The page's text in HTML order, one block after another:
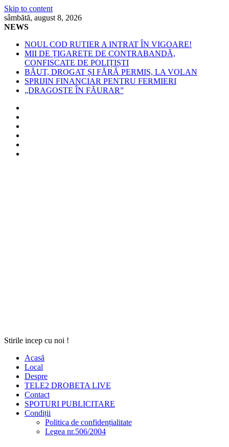
Skip to content
sâmbătă, august 8, 2026
NEWS
NOUL COD RUTIER A INTRAT ÎN VIGOARE!
MII DE ȚIGARETE DE CONTRABANDĂ,
CONFISCATE DE POLIȚIȘTI
BĂUT, DROGAT ȘI FĂRĂ PERMIS, LA VOLAN
SPRIJIN FINANCIAR PENTRU FERMIERI
„DRAGOSTE ÎN FĂURAR”
Stirile incep cu noi !
Acasă
Local
Despre
TELE2 DROBETA LIVE
Contact
SPOTURI PUBLICITARE
Condiții
Politica de confidențialitate
Legea nr.506/2004